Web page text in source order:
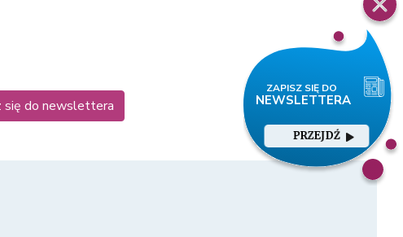
PRZEJDŹ
się do newslettera